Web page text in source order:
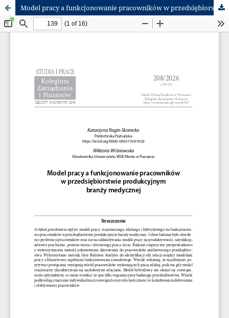
Model pracy a funkcjonowanie pracowników w przedsiębiorstwie produkcyjnym branży medycznej